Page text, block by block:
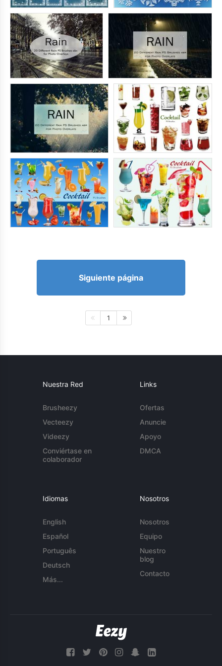
Siguiente página
1
Nuestra Red
Brusheezy
Vecteezy
Videezy
Conviértase en
colaborador
Links
Ofertas
Anuncie
Apoyo
DMCA
Idiomas
English
Español
Português
Deutsch
Más...
Nosotros
Nosotros
Equipo
Nuestro
blog
Contacto